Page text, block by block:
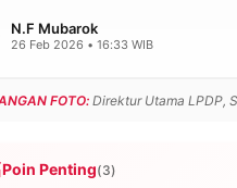
N.F Mubarok
26 Feb 2026 • 16:33 WIB
FOTO:Direktur Utama LPDP,
Poin Penting(3)